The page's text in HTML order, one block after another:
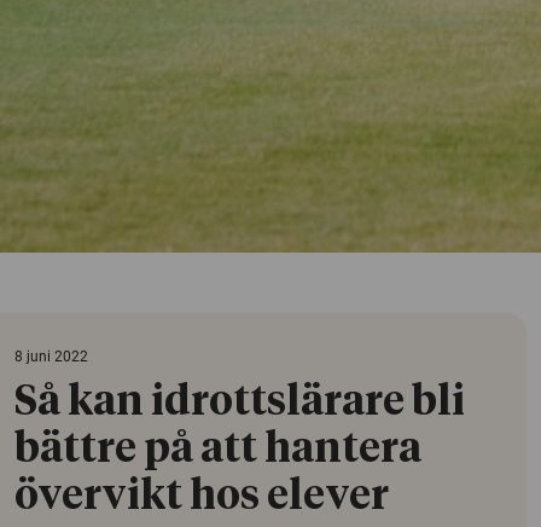
8 juni 2022
Så kan idrottslärare bli
bättre på att hantera
övervikt hos elever